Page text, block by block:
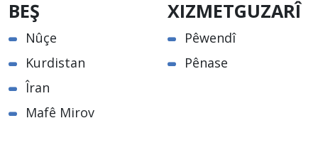
BEŞ
Nûçe
Kurdistan
Îran
Mafê Mirov
XIZMETGUZARÎ
Pêwendî
Pênase